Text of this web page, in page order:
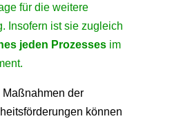
für die weitere
Insofern ist sie zugleich
jeden Prozessesim
Maßnahmen der
können